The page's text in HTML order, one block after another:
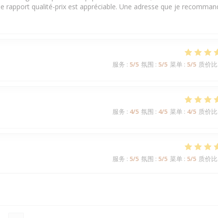
qualité-prix est appréciable. Une adresse que je
服务 : 5/5 氛围 : 5/5 菜单 : 5/5 质价比
服务 : 4/5 氛围 : 4/5 菜单 : 4/5 质价比
服务 : 5/5 氛围 : 5/5 菜单 : 5/5 质价比